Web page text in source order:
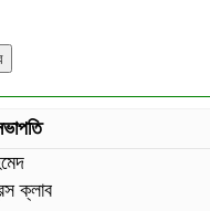
ক্লাব